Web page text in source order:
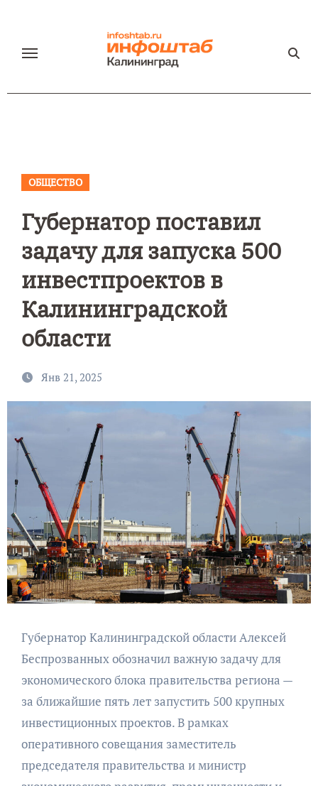
содержанию
ОБЩЕСТВО
Губернатор поставил
задачу для запуска 500
инвестпроектов в
Калининградской
области
Янв 21, 2025
Губернатор Калининградской области Алексей
Беспрозванных обозначил важную задачу для
экономического блока правительства региона —
за ближайшие пять лет запустить 500 крупных
инвестиционных проектов. В рамках
оперативного совещания заместитель
председателя правительства и министр